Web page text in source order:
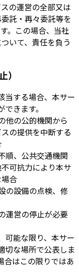
の運営の全部又は
託・再々委託等を
。この場合、当社
いて、責任を負う
）
当する場合、本サー
きます。
他の公的機関から
の提供を中断する
順、公共交通機関
可抗力により本サ
合
の設備の点検、修
運営の停止が必要
可能な限り、本サー
切な場所で公表しま
合はこの限りではあ